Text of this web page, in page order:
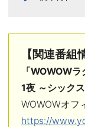
【関連番組
「WOWOW
1夜 ～シック
WOWOWオフ
https://